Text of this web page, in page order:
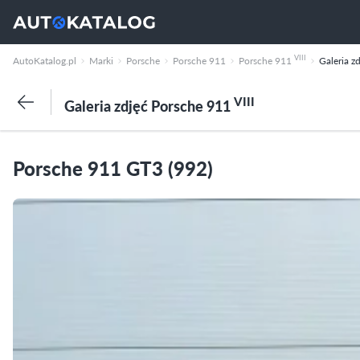
AutoKatalog.pl Marki Porsche Porsche 911 Porsche 911 VIII Galeria
Galeria zdjęć Porsche 911VIII
Porsche 911 GT3 (992)